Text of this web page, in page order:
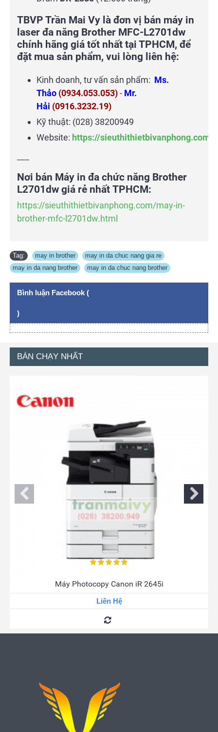
TBVP Trần Mai Vy là đơn vị bán máy in
laser đa năng Brother MFC-L2701dw
chính hãng giá tốt nhất tại TPHCM, để
đặt mua sản phẩm, vui lòng liên hệ:
Kinh doanh, tư vấn sản phẩm: Ms.
Thảo (0934.053.053)- Mr.
Hải (0916.3232.19)
Kỹ thuật: (028) 38200949
Website: https://sieuthithietbivanphong.com
-----
Nơi bán Máy in đa chức năng Brother
L2701dw giá rẻ nhất TPHCM:
https://sieuthithietbivanphong.com/may-in-
brother-mfc-l2701dw.html
Tag: may in brother may in da chuc nang gia re
may in da nang brother
may in da chuc nang brother
Bình luận Facebook (
)
BÁN CHẠY NHẤT
Máy Photocopy Canon iR 2645i
Liên Hệ